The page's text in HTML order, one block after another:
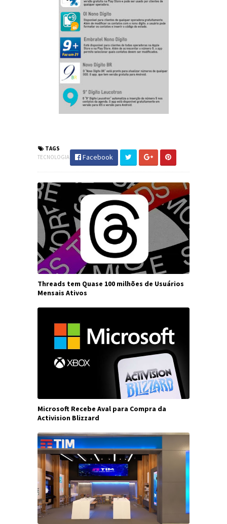
TAGS
TECNOLOGIA
Facebook
Threads tem Quase 100 milhões de Usuários
Mensais Ativos
Microsoft Recebe Aval para Compra da
Activision Blizzard